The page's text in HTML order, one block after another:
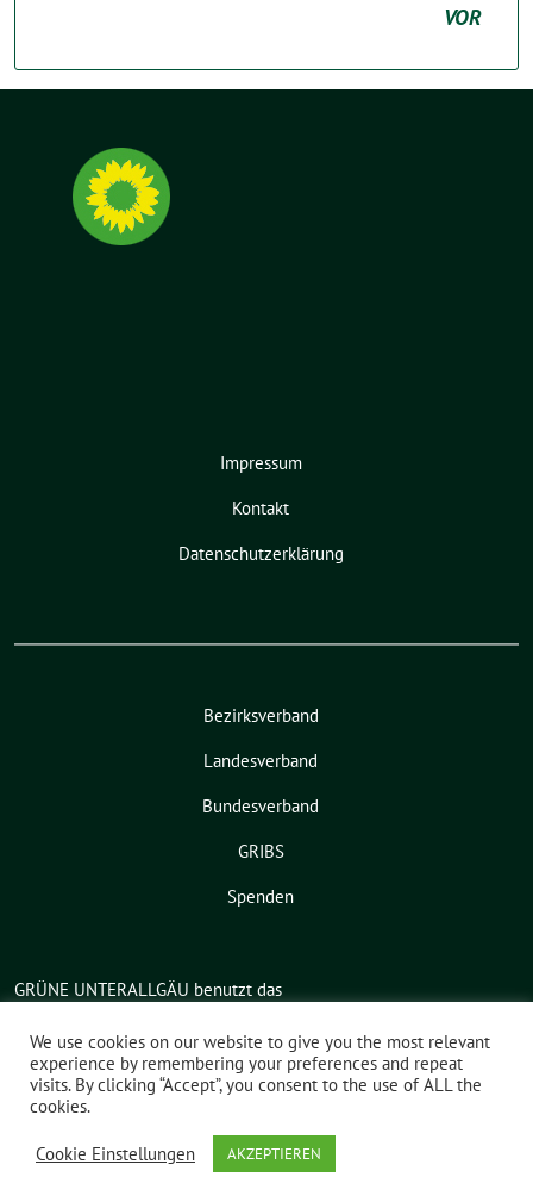
VOR
Impressum
Kontakt
Datenschutzerklärung
Bezirksverband
Landesverband
Bundesverband
GRIBS
Spenden
GRÜNE UNTERALLGÄU benutzt das
Angebot derverdigado eG.
We use cookies on our website to give you the most relevant
experience by remembering your preferences and repeat
visits. By clicking “Accept”, you consent to the use of ALL the
cookies.
Cookie Einstellungen AKZEPTIEREN